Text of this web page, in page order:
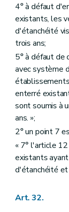
4° à défaut
existants, les
d'étanchéité
trois ans;
5° à défaut
avec système
enterré
sont soumis à
ans. »;
2° un point 7
« 7° l'article
existants
d'étanchéité et
Art. 32.